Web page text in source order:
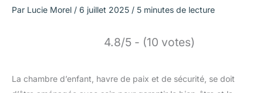
Par Lucie Morel / 6 juillet 2025 / 5 minutes de lecture
4.8/5 - (10 votes)
La chambre d’enfant, havre de paix et de sécurité, se doit